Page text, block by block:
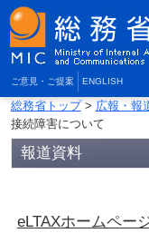
ご意見・ご提案 ENGLISH
総務省トップ> 広報・報
接続障害について
報道資料
eLTAXホームペー